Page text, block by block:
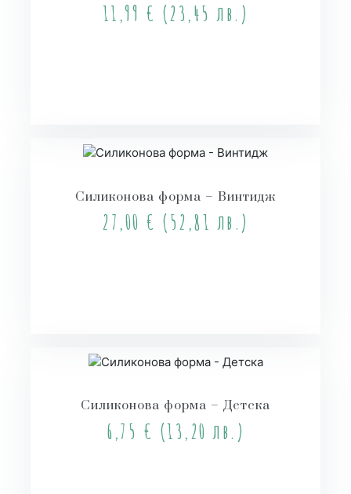
11,99 € (23,45 лв.)
Силиконова форма – Винтидж
27,00 € (52,81 лв.)
Силиконова форма – Детска
6,75 € (13,20 лв.)